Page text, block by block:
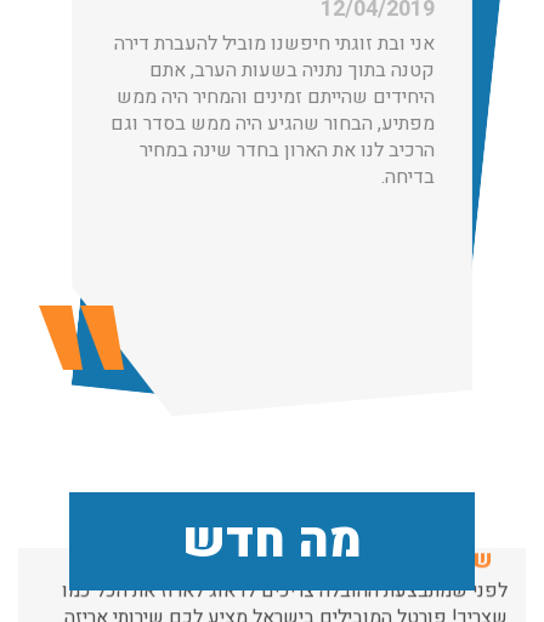
12/04/2019
אני ובת זוגתי חיפשנו מוביל להעברת דירה
קטנה בתוך נתניה בשעות הערב, אתם
היחידים שהייתם זמינים והמחיר היה ממש
מפתיע, הבחור שהגיע היה ממש בסדר וגם
הרכיב לנו את הארון בחדר שינה במחיר
בדיחה.
מה חדש
הובלות מנוף בגבעת שמואל:
שירותי הובלה עם מנוף בגבעת שמואל לכל סוגי ההובלות
החל מהובלת תכולת דירה שלמה עם מנוף ועד פריט בודד.
העברת פריטים כבדים עם מנוף בפרדס חנה ואפשרות הובלת
שירותי אריזה:
לפני שמתבצעת ההובלה צריכים לדאוג לארוז את הכל כמו
שצריך! פורטל המובילים בישראל מציע לכם שירותי אריזה
ברמה הגבוהה ביותר, לקבלת הצעת מחיר כנסו עכשיו
עודכן לאחרונה: 31/05/2026, 15:42